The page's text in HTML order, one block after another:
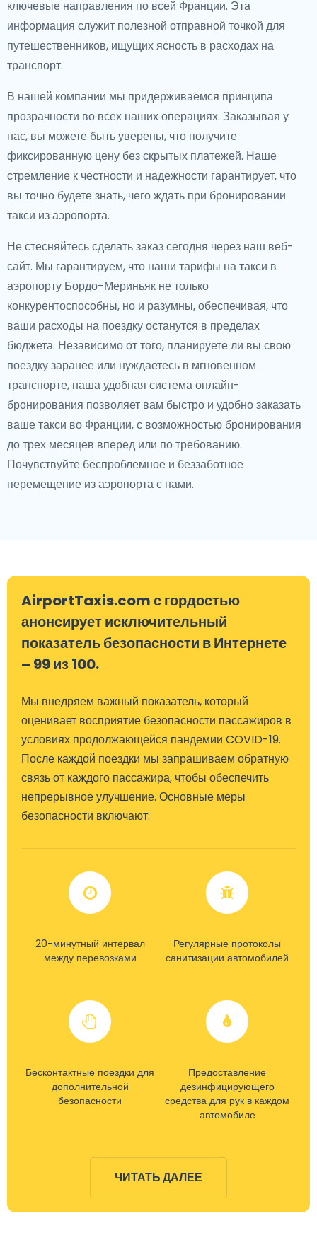
ключевые направления по всей Франции. Эта
информация служит полезной отправной точкой для
путешественников, ищущих ясность в расходах на
транспорт.
В нашей компании мы придерживаемся принципа
прозрачности во всех наших операциях. Заказывая у
нас, вы можете быть уверены, что получите
фиксированную цену без скрытых платежей. Наше
стремление к честности и надежности гарантирует, что
вы точно будете знать, чего ждать при бронировании
такси из аэропорта.
Не стесняйтесь сделать заказ сегодня через наш веб-
сайт. Мы гарантируем, что наши тарифы на такси в
аэропорту Бордо-Мериньяк не только
конкурентоспособны, но и разумны, обеспечивая, что
ваши расходы на поездку останутся в пределах
бюджета. Независимо от того, планируете ли вы свою
поездку заранее или нуждаетесь в мгновенном
транспорте, наша удобная система онлайн-
бронирования позволяет вам быстро и удобно заказать
ваше такси во Франции, с возможностью бронирования
до трех месяцев вперед или по требованию.
Почувствуйте беспроблемное и беззаботное
перемещение из аэропорта с нами.
AirportTaxis.com с гордостью
анонсирует исключительный
показатель безопасности в Интернете
– 99 из 100.
Мы внедряем важный показатель, который
оценивает восприятие безопасности пассажиров в
условиях продолжающейся пандемии COVID-19.
После каждой поездки мы запрашиваем обратную
связь от каждого пассажира, чтобы обеспечить
непрерывное улучшение. Основные меры
безопасности включают:
20-минутный интервал
между перевозками
Регулярные протоколы
санитизации автомобилей
Бесконтактные поездки для
дополнительной
безопасности
Предоставление
дезинфицирующего
средства для рук в каждом
автомобиле
ЧИТАТЬ ДАЛЕЕ